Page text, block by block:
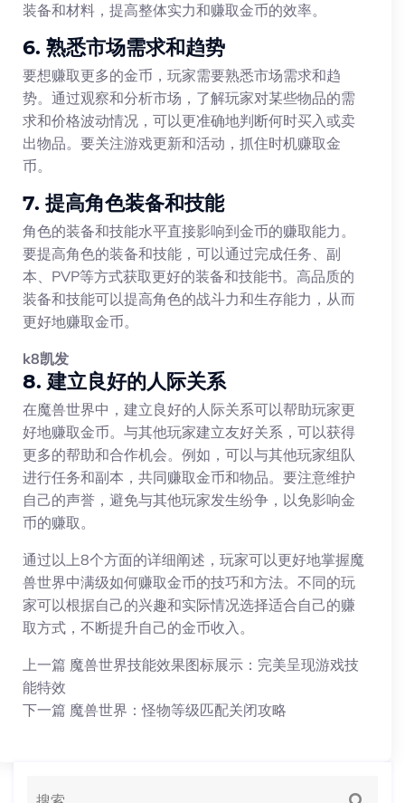
装备和材料，提高整体实力和赚取金币的效率。
6. 熟悉市场需求和趋势
要想赚取更多的金币，玩家需要熟悉市场需求和趋
势。通过观察和分析市场，了解玩家对某些物品的需
求和价格波动情况，可以更准确地判断何时买入或卖
出物品。要关注游戏更新和活动，抓住时机赚取金
币。
7. 提高角色装备和技能
角色的装备和技能水平直接影响到金币的赚取能力。
要提高角色的装备和技能，可以通过完成任务、副
本、PVP等方式获取更好的装备和技能书。高品质的
装备和技能可以提高角色的战斗力和生存能力，从而
更好地赚取金币。
k8凯发
8. 建立良好的人际关系
在魔兽世界中，建立良好的人际关系可以帮助玩家更
好地赚取金币。与其他玩家建立友好关系，可以获得
更多的帮助和合作机会。例如，可以与其他玩家组队
进行任务和副本，共同赚取金币和物品。要注意维护
自己的声誉，避免与其他玩家发生纷争，以免影响金
币的赚取。
通过以上8个方面的详细阐述，玩家可以更好地掌握魔
兽世界中满级如何赚取金币的技巧和方法。不同的玩
家可以根据自己的兴趣和实际情况选择适合自己的赚
取方式，不断提升自己的金币收入。
上一篇 魔兽世界技能效果图标展示：完美呈现游戏技
能特效
下一篇 魔兽世界：怪物等级匹配关闭攻略